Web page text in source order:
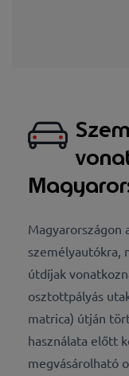
Magyarországon
személyautókra,
útdíjak
osztottpályás
matrica) útján
használata előtt
megvásárolható